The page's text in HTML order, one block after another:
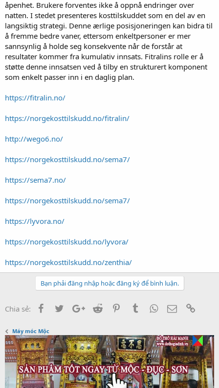
åpenhet. Brukere forventes ikke å oppnå endringer over
natten. I stedet presenteres kosttilskuddet som en del av en
langsiktig strategi. Denne ærlige posisjoneringen kan bidra til
å fremme bedre vaner, ettersom enkeltpersoner er mer
sannsynlig å holde seg konsekvente når de forstår at
resultater kommer fra kumulativ innsats. Fitralins rolle er å
støtte denne innsatsen ved å tilby en strukturert komponent
som enkelt passer inn i en daglig plan.
https://fitralin.no/
https://norgekosttilskudd.no/fitralin/
http://wego6.no/
https://norgekosttilskudd.no/sema7/
https://sema7.no/
https://norgekosttilskudd.no/sema7/
https://lyvora.no/
https://norgekosttilskudd.no/lyvora/
https://norgekosttilskudd.no/zenthia/
Bạn phải đăng nhập hoặc đăng ký để bình luận.
Chia sẻ: FacebookTwitterGoogle+
Reddit PinterestTumblrWhatsApp
Email
Máy móc Mộc